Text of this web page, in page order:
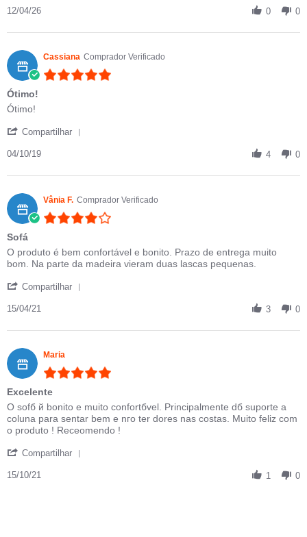
12/04/26 0 0
Cassiana Comprador Verificado
Ótimo!
Review by Cassiana on 4 Oct 2019
review stating Ótimo!
Ótimo!
Compartilhar
04/10/19 4 0
Vânia F. Comprador Verificado
Sofá
Review by Vânia F. on 15 Apr 2021
review stating Sofá
O produto é bem confortável e bonito. Prazo de entrega muito
bom. Na parte da madeira vieram duas lascas pequenas.
Compartilhar
15/04/21 3 0
Maria
Excelente
Review by Maria on 15 Oct 2021
review stating Excelente
O sofб й bonito e muito confortбvel. Principalmente dб suporte а
coluna para sentar bem e nгo ter dores nas costas. Muito feliz com
o produto ! Receomendo !
Compartilhar
15/10/21 1 0